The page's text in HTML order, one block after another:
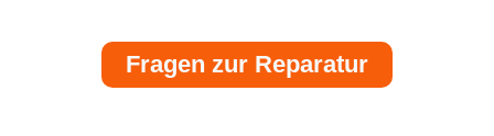
Fragen zur Reparatur